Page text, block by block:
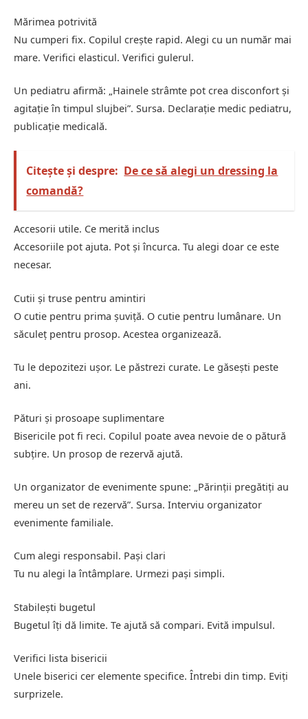
Mărimea potrivită
Nu cumperi fix. Copilul crește rapid. Alegi cu un număr mai
mare. Verifici elasticul. Verifici gulerul.
Un pediatru afirmă: „Hainele strâmte pot crea disconfort și
agitație în timpul slujbei”. Sursa. Declarație medic pediatru,
publicație medicală.
Citește și despre: De ce să alegi un dressing la
comandă?
Accesorii utile. Ce merită inclus
Accesoriile pot ajuta. Pot și încurca. Tu alegi doar ce este
necesar.
Cutii și truse pentru amintiri
O cutie pentru prima șuviță. O cutie pentru lumânare. Un
săculeț pentru prosop. Acestea organizează.
Tu le depozitezi ușor. Le păstrezi curate. Le găsești peste
ani.
Pături și prosoape suplimentare
Bisericile pot fi reci. Copilul poate avea nevoie de o pătură
subțire. Un prosop de rezervă ajută.
Un organizator de evenimente spune: „Părinții pregătiți au
mereu un set de rezervă”. Sursa. Interviu organizator
evenimente familiale.
Cum alegi responsabil. Pași clari
Tu nu alegi la întâmplare. Urmezi pași simpli.
Stabilești bugetul
Bugetul îți dă limite. Te ajută să compari. Evită impulsul.
Verifici lista bisericii
Unele biserici cer elemente specifice. Întrebi din timp. Eviți
surprizele.